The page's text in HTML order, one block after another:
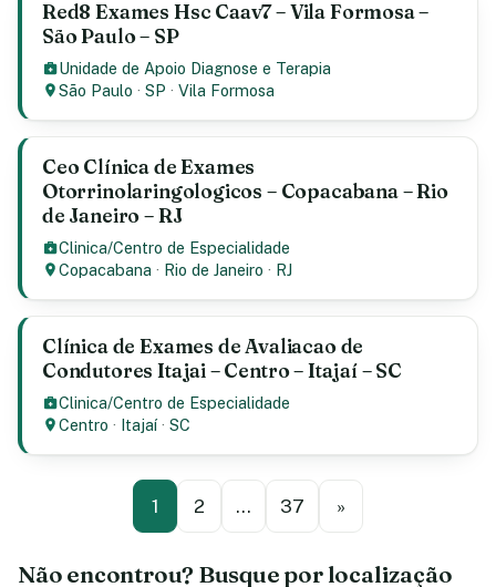
Red8 Exames Hsc Caav7 – Vila Formosa –
São Paulo – SP
Unidade de Apoio Diagnose e Terapia
São Paulo ·SP ·Vila Formosa
Ceo Clínica de Exames
Otorrinolaringologicos – Copacabana – Rio
de Janeiro – RJ
Clinica/Centro de Especialidade
Copacabana · Rio de Janeiro · RJ
Clínica de Exames de Avaliacao de
Condutores Itajai – Centro – Itajaí – SC
Clinica/Centro de Especialidade
Centro · Itajaí ·SC
1 2 … 37 »
Não encontrou? Busque por localização